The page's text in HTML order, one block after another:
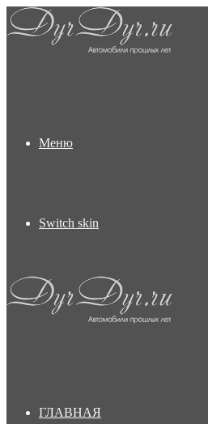
Меню
Switch skin
ГЛАВНАЯ